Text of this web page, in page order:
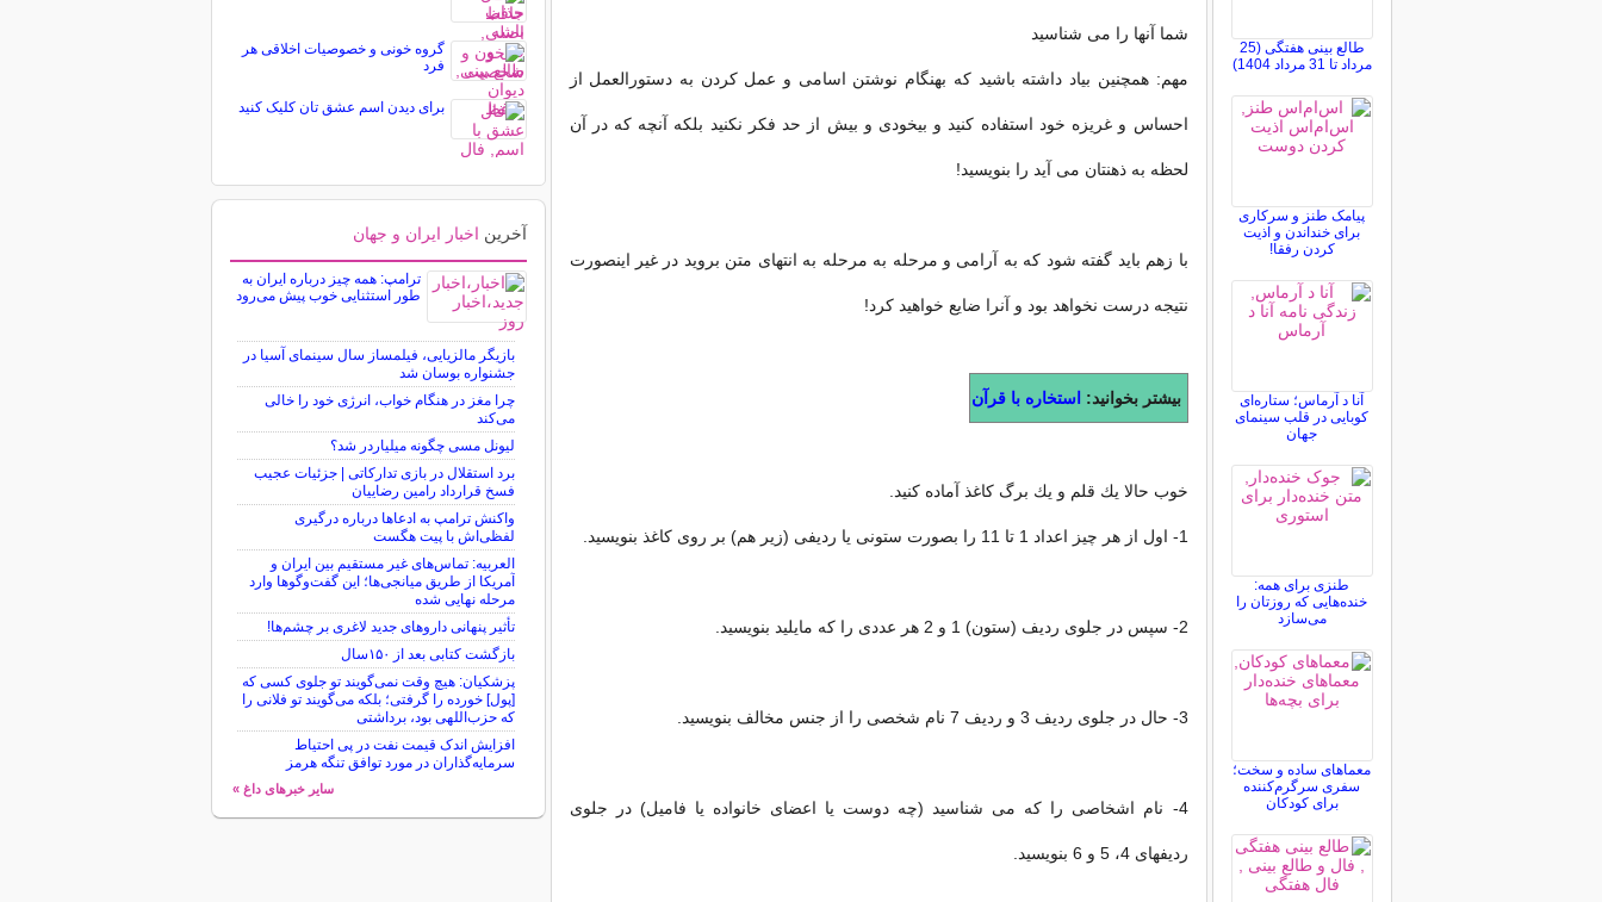
شما آنها را می شناسید
مهم: همچنین بیاد داشته باشید كه بهنگام نوشتن اسامی و عمل كردن به دستورالعمل از
احساس و غریزه خود استفاده كنید و بیخودی و بیش از حد فكر نكنید بلكه آنچه كه در آن
لحظه به ذهنتان می آید را بنویسید!
با زهم باید گفته شود كه به آرامی و مرحله به مرحله به انتهای متن بروید در غیر اینصورت
نتیجه درست نخواهد بود و آنرا ضایع خواهید كرد!
بیشتر بخوانید: استخاره با قرآن
خوب حالا یك قلم و یك برگ كاغذ آماده كنید.
1- اول از هر چیز اعداد 1 تا 11 را بصورت ستونی یا ردیفی (زیر هم) بر روی كاغذ بنویسید.
2- سپس در جلوی ردیف (ستون) 1 و 2 هر عددی را كه مایلید بنویسید.
3- حال در جلوی ردیف 3 و ردیف 7 نام شخصی را از جنس مخالف بنویسید.
4- نام اشخاصی را كه می شناسید (چه دوست یا اعضای خانواده یا فامیل) در جلوی
ردیفهای 4، 5 و 6 بنویسید.
طالع بینی هفتگی (25
مرداد تا 31 مرداد 1404)
پیامک طنز و سرکاری
برای خنداندن و اذیت
کردن رفقا!
آنا د آرماس؛ ستاره‌ای
کوبایی در قلب سینمای
جهان
طنزی برای همه:
خنده‌هایی که روزتان را
می‌سازد
معماهای ساده و سخت؛
سفری سرگرم‌کننده
برای کودکان
گروه خونی و خصوصیات اخلاقی هر
فرد
برای دیدن اسم عشق تان کلیک کنید
آخرین اخبار ایران و جهان
ترامپ: همه چیز درباره ایران به
طور استثنایی خوب پیش می‌رود
بازیگر مالزیایی، فیلمساز سال سینمای آسیا در
جشنواره بوسان شد
چرا مغز در هنگام خواب، انرژی خود را خالی
می‌کند
لیونل مسی چگونه میلیاردر شد؟
برد استقلال در بازی تدارکاتی | جزئیات عجیب
فسخ قرارداد رامین رضاییان
واکنش ترامپ به ادعاها درباره درگیری
لفظی‌اش با پیت هگست
العربیه: تماس‌های غیر مستقیم بین ایران و
آمریکا از طریق میانجی‌ها؛ این گفت‌و‌گو‌ها وارد
مرحله نهایی شده
تأثیر پنهانی داروهای جدید لاغری بر چشم‌ها!
بازگشت کتابی بعد از ۱۵۰سال
پزشکیان: هیچ وقت نمی‌گویند تو جلوی کسی که
[پول] خورده را گرفتی؛ بلکه می‌گویند تو فلانی را
که حزب‌اللهی بود، برداشتی
افزایش اندک قیمت نفت در پی احتیاط
سرمایه‌گذاران در مورد توافق تنگه هرمز
سایر خبرهای داغ »